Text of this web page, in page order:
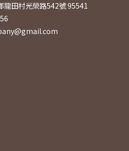
龍田村光榮路542號 95541